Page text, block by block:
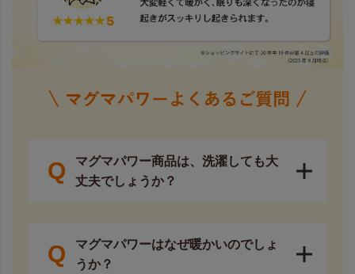
Q
マグマパワー商品は、洗濯しても大
丈夫でしょうか？
Q
マグマパワーはなぜ暖かいのでしょ
うか？